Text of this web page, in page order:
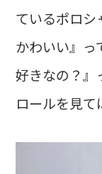
ているポロシ
かわいい』っ
好きなの？』
ロールを見て